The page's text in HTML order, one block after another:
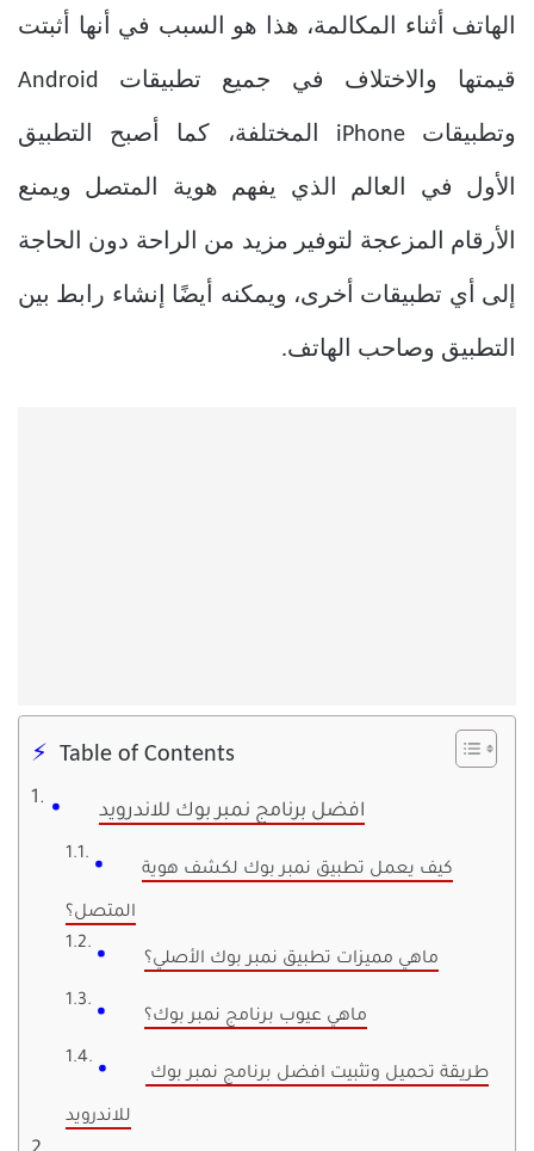
الهاتف أثناء المكالمة، هذا هو السبب في أنها أثبتت
قيمتها والاختلاف في جميع تطبيقات Android
وتطبيقات iPhone المختلفة، كما أصبح التطبيق
الأول في العالم الذي يفهم هوية المتصل ويمنع
الأرقام المزعجة لتوفير مزيد من الراحة دون الحاجة
إلى أي تطبيقات أخرى، ويمكنه أيضًا إنشاء رابط بين
التطبيق وصاحب الهاتف.
Table of Contents
افضل برنامج نمبر بوك للاندرويد
كيف يعمل تطبيق نمبر بوك لكشف هوية
المتصل؟
ماهي مميزات تطبيق نمبر بوك الأصلي؟
ماهي عيوب برنامج نمبر بوك؟
للاندرويد